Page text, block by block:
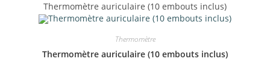
Thermomètre auriculaire (10 embouts inclus)
Thermomètre
Thermomètre auriculaire (10 embouts inclus)